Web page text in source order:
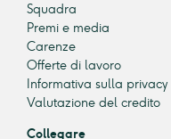
Squadra
Premi e media
Carenze
Offerte di lavoro
Informativa sulla privacy
Valutazione del credito
Collegare